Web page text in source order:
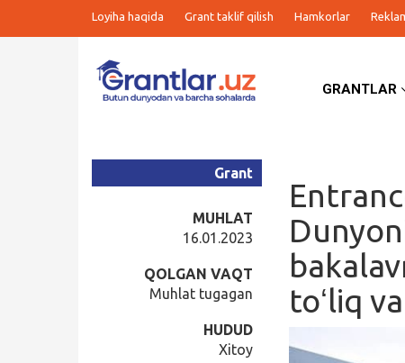
Loyiha haqida Grant taklif qilish Hamkorlar
GRANTLAR
toʻliq
Grant
MUHLAT
16.01.2023
QOLGAN VAQT
Muhlat tugagan
HUDUD
Xitoy